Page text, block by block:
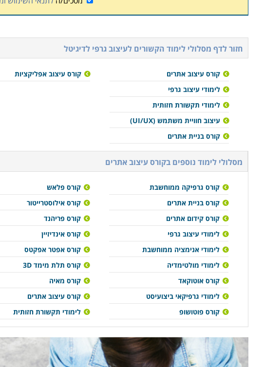
חזור לדף מסלולי לימוד הקשורים לעיצוב גרפי לדיגיטל
קורס עיצוב אתרים
לימודי עיצוב גרפי
לימודי תקשורת חזותית
עיצוב חוויית משתמש (UI/UX)
קורס בניית אתרים
קורס עיצוב אפליקציות
מסלולי לימוד נוספים בקורס עיצוב אתרים
קורס גרפיקה ממוחשבת
קורס בניית אתרים
קורס קידום אתרים
לימודי עיצוב גרפי
לימודי אנימציה ממוחשבת
לימודי מולטימדיה
קורס אוטוקאד
לימודי גרפיקאי ביצועיסט
קורס פוטושופ
קורס פלאש
קורס אילוסטרייטור
קורס פריהנד
קורס אינדיזיין
קורס אפטר אפקטס
קורס תלת מימד 3D
קורס מאיה
קורס עיצוב אתרים
לימודי תקשורת חזותית